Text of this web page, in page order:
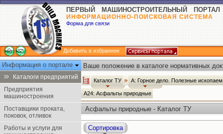
ПЕРВЫЙ МАШИНОСТРОИТЕЛЬНЫЙ ПОРТАЛ
ИНФОРМАЦИОННО-ПОИСКОВАЯ СИСТЕМА
Форма для связи
Добавить в избранное
Информация о портале
Каталоги предприятий
Предприятия
машиностроения
Поставщики проката,
поковок, отливок
Работы и услуги для
Ваше положение в каталоге нормативных
Каталог ТУ А: Горное дело. Полезные
А24: Асфальты природные
Асфальты природные - Каталог ТУ
Сортировка